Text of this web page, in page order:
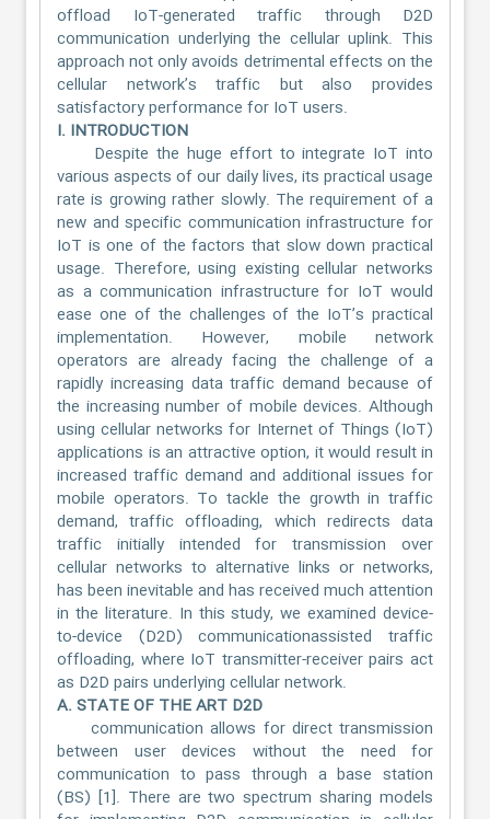
offload IoT-generated traffic through D2D
communication underlying the cellular uplink. This
approach not only avoids detrimental effects on the
cellular network’s traffic but also provides
satisfactory performance for IoT users.
I. INTRODUCTION
Despite the huge effort to integrate IoT into
various aspects of our daily lives, its practical usage
rate is growing rather slowly. The requirement of a
new and specific communication infrastructure for
IoT is one of the factors that slow down practical
usage. Therefore, using existing cellular networks
as a communication infrastructure for IoT would
ease one of the challenges of the IoT’s practical
implementation. However, mobile network
operators are already facing the challenge of a
rapidly increasing data traffic demand because of
the increasing number of mobile devices. Although
using cellular networks for Internet of Things (IoT)
applications is an attractive option, it would result in
increased traffic demand and additional issues for
mobile operators. To tackle the growth in traffic
demand, traffic offloading, which redirects data
traffic initially intended for transmission over
cellular networks to alternative links or networks,
has been inevitable and has received much attention
in the literature. In this study, we examined device-
to-device (D2D) communicationassisted traffic
offloading, where IoT transmitter-receiver pairs act
as D2D pairs underlying cellular network.
A. STATE OF THE ART D2D
communication allows for direct transmission
between user devices without the need for
communication to pass through a base station
(BS) [1]. There are two spectrum sharing models